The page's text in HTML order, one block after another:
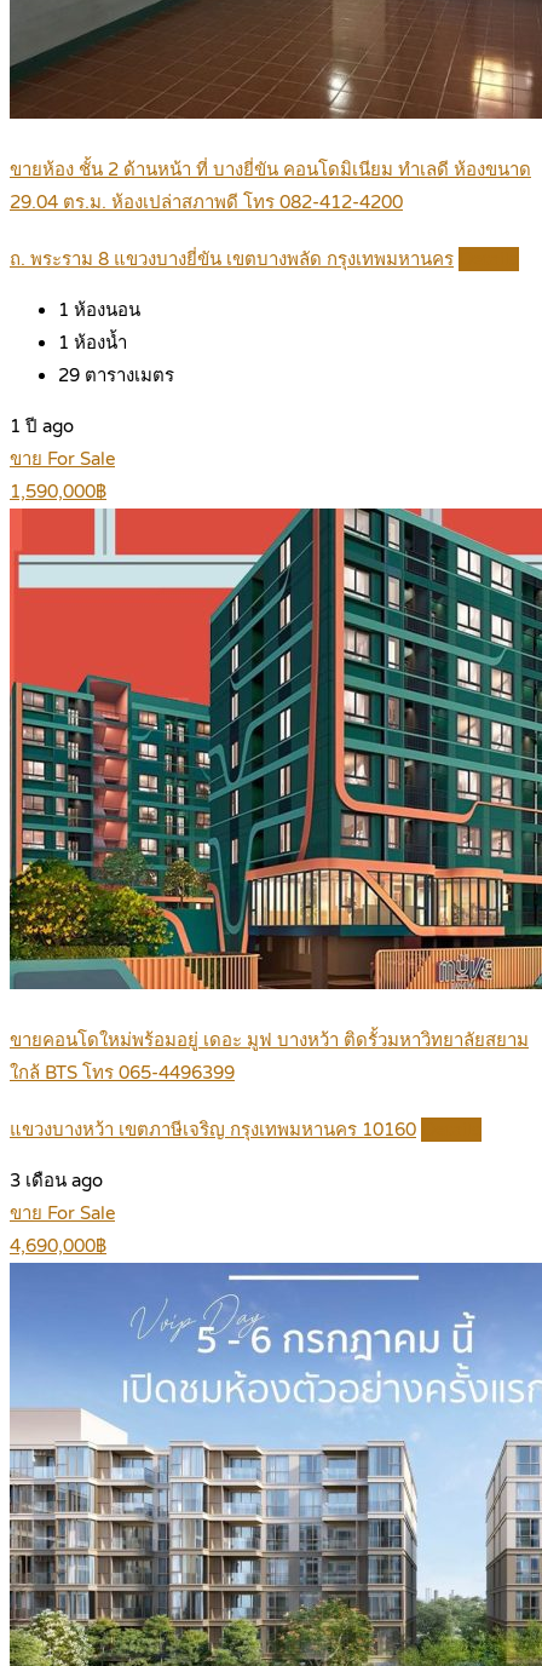
ขายห้อง ชั้น 2 ด้านหน้า ที่ บางยี่ขัน คอนโดมิเนียม ทำเลดี ห้องขนาด
29.04 ตร.ม. ห้องเปล่าสภาพดี โทร 082-412-4200
ถ. พระราม 8 แขวงบางยี่ขัน เขตบางพลัด กรุงเทพมหานคร
1 ห้องนอน
1 ห้องน้ำ
29 ตารางเมตร
1 ปี ago
ขาย For Sale
1,590,000฿
ขายคอนโดใหม่พร้อมอยู่ เดอะ มูฟ บางหว้า ติดรั้วมหาวิทยาลัยสยาม
ใกล้ BTS โทร 065-4496399
แขวงบางหว้า เขตภาษีเจริญ กรุงเทพมหานคร 10160
3 เดือน ago
ขาย For Sale
4,690,000฿